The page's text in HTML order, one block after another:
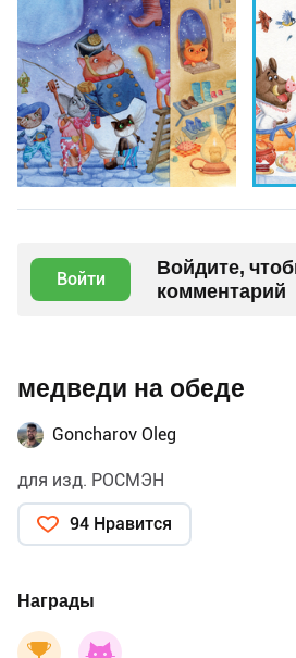
Войти
Войдите,
комментарий
медведи на обеде
Goncharov Oleg
для изд. РОСМЭН
94 Нравится
Награды